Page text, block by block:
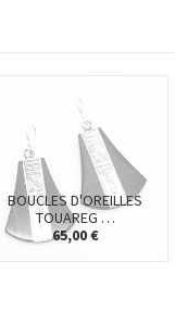
BOUCLES D'OREILLES
TOUAREG …
65,00 €